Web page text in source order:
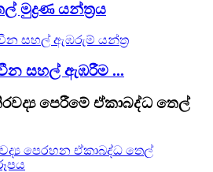
මුද්‍රණ යන්ත්‍රය
සහල් ඇඹරීම ...
පෙරීමේ ඒකාබද්ධ තෙල්